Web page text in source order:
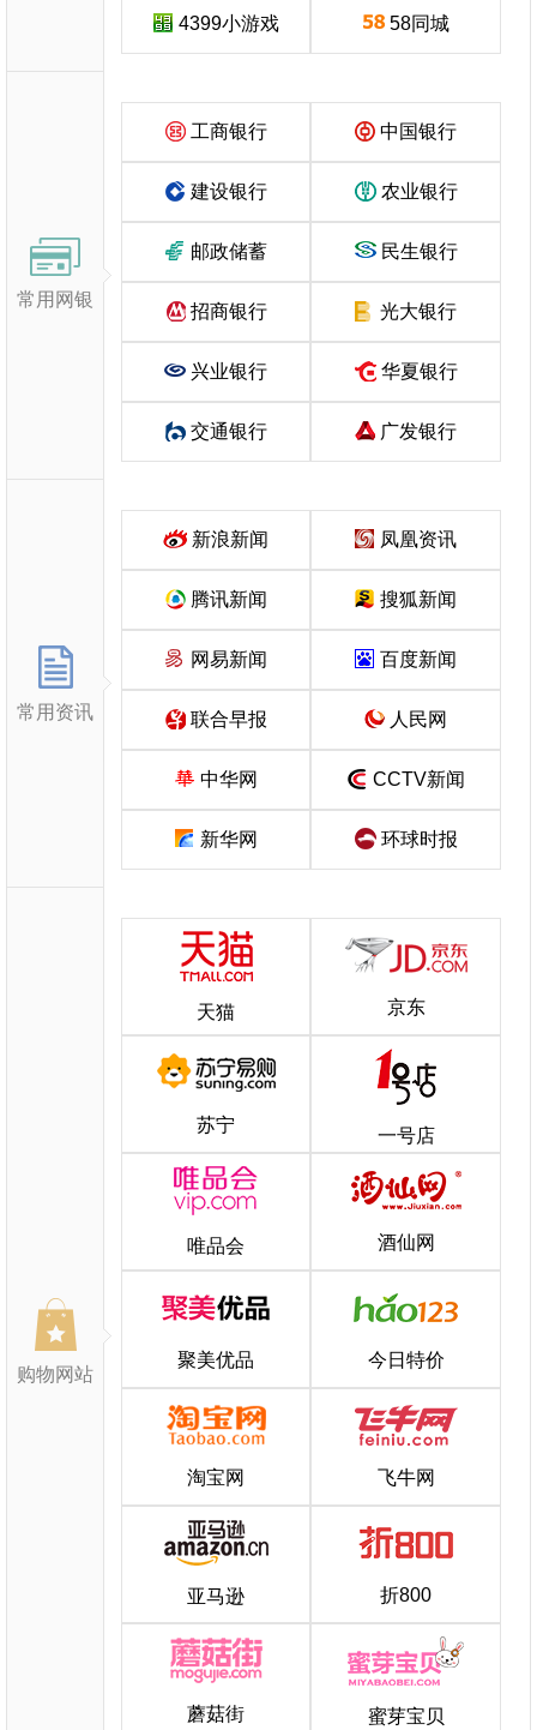
4399小游戏 58同城
常用网银
工商银行 中国银行
建设银行 农业银行
邮政储蓄 民生银行
招商银行 光大银行
兴业银行 华夏银行
交通银行 广发银行
常用资讯
新浪新闻 凤凰资讯
腾讯新闻 搜狐新闻
网易新闻 百度新闻
联合早报 人民网
中华网 CCTV新闻
新华网 环球时报
购物网站
天猫 京东
苏宁
一号店
唯品会 酒仙网
聚美优品 今日特价
淘宝网 飞牛网
亚马逊 折800
蘑菇街 蜜芽宝贝